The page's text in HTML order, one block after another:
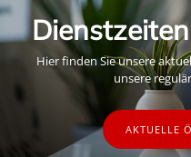
Hier finden Sie unsere
unsere
AKTUELLE